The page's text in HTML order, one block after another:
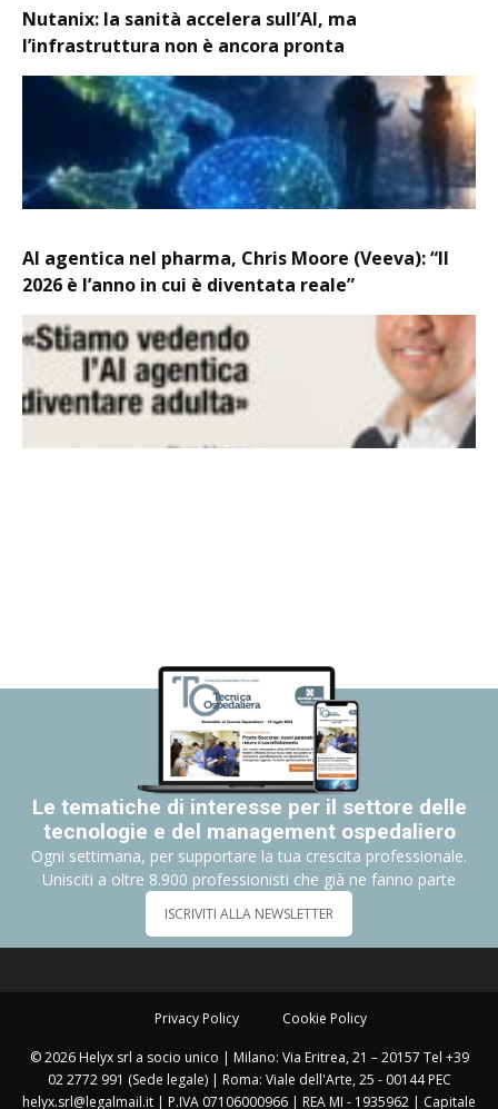
Nutanix: la sanità accelera sull’AI, ma
l’infrastruttura non è ancora pronta
AI agentica nel pharma, Chris Moore (Veeva): “Il
2026 è l’anno in cui è diventata reale”
Le tematiche di interesse per il settore delle
tecnologie e del management ospedaliero
Ogni settimana, per supportare la tua crescita professionale.
Unisciti a oltre 8.900 professionisti che già ne fanno parte
ISCRIVITI ALLA NEWSLETTER
Privacy Policy Cookie Policy
© 2026 Helyx srl a socio unico | Milano: Via Eritrea, 21 – 20157 Tel +39
02 2772 991 (Sede legale) | Roma: Viale dell'Arte, 25 - 00144 PEC
helyx.srl@legalmail.it | P.IVA 07106000966 | REA MI - 1935962 | Capitale